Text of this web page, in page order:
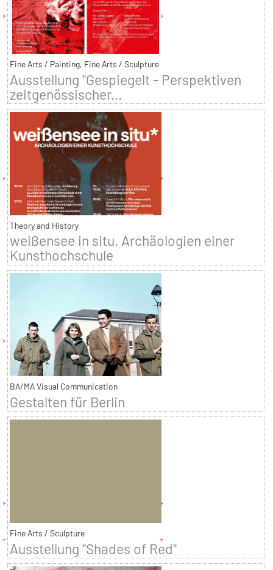
Fine Arts / Painting, Fine Arts / Sculpture
Ausstellung "Gespiegelt - Perspektiven
zeitgenössischer...
Theory and History
weißensee in situ. Archäologien einer
Kunsthochschule
BA/MA Visual Communication
Gestalten für Berlin
Fine Arts / Sculpture
Ausstellung "Shades of Red"